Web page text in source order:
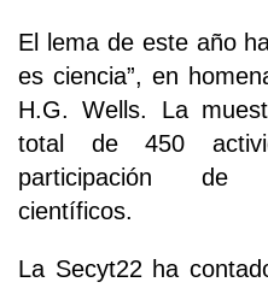
El lema de este año
es ciencia”, en
H.G. Wells. La
total de 450
participación de
científicos.
La Secyt22 ha